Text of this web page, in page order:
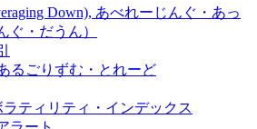
Down), あべれーじんぐ・あっ
ぐ・だうん）
るごりずむ・とれーど
ラティリティ・インデックス